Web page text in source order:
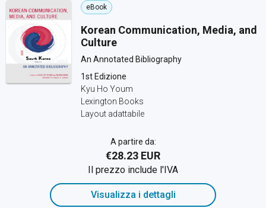
eBook
Korean Communication, Media, and
Culture
An Annotated Bibliography
1st Edizione
Kyu Ho Youm
Lexington Books
Layout adattabile
A partire da:
€28.23 EUR
Il prezzo include l'IVA
Visualizza i dettagli